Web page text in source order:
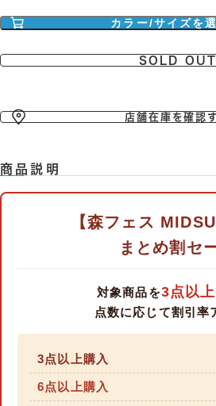
カラー/サイズを
SOLD OUT
店舗在庫を確認
商品説明
【森フェス
まとめ割セ
対象商品を3点以
点数に応じて割引率
3点以上購入
6点以上購入